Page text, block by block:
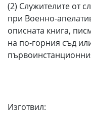
(2) Служителите от
при Военно-
описната книга,
на по-горния съд
Изготвил: